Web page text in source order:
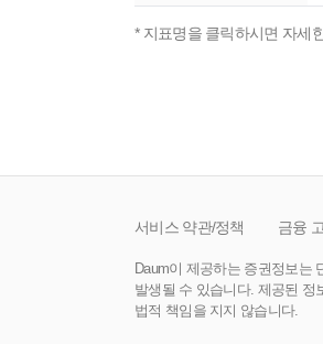
* 지표명을 클릭하시면 자세
서비스 약관/정책 금융
Daum이 제공하는 증권정보는
발생될 수 있습니다. 제공된 정
법적 책임을 지지 않습니다.